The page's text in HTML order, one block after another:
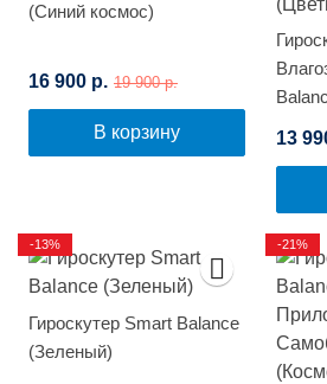
(Синий космос)
16 900 р. 19 900 р.
В корзину 13
Гироскутер Smart Balance
(Зеленый)
-13% -21%